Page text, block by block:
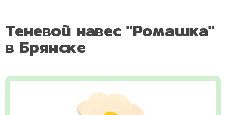
Теневой навес "Ромашка"
в Брянске